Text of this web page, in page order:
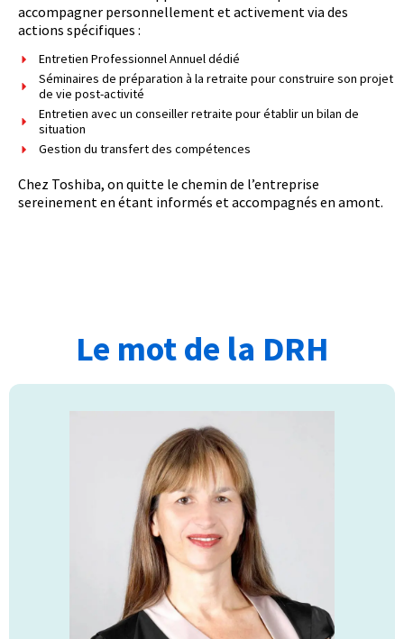
accompagner personnellement et activement via des
actions spécifiques :
Entretien Professionnel Annuel dédié
Séminaires de préparation à la retraite pour construire son projet
de vie post-activité
Entretien avec un conseiller retraite pour établir un bilan de
situation
Gestion du transfert des compétences
Chez Toshiba, on quitte le chemin de l’entreprise
sereinement en étant informés et accompagnés en amont.
Le mot de la DRH